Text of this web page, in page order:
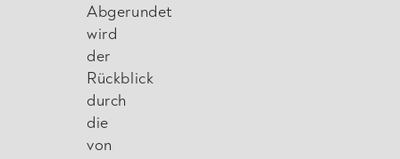
Abgerundet
wird
der
Rückblick
durch
die
von